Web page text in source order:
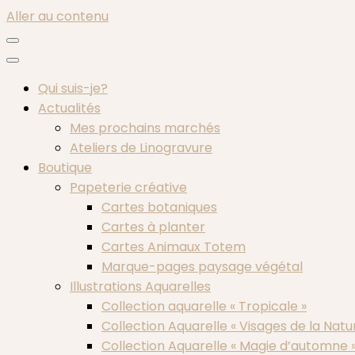
Aller au contenu
Qui suis-je?
Actualités
Mes prochains marchés
Ateliers de Linogravure
Boutique
Papeterie créative
Cartes botaniques
Cartes à planter
Cartes Animaux Totem
Marque-pages paysage végétal
Illustrations Aquarelles
Collection aquarelle « Tropicale »
Collection Aquarelle « Visages de la
Collection Aquarelle « Magie d’automne